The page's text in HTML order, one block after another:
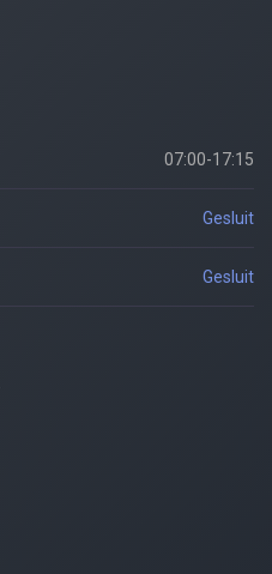
07:00-17:15
Gesluit
Gesluit